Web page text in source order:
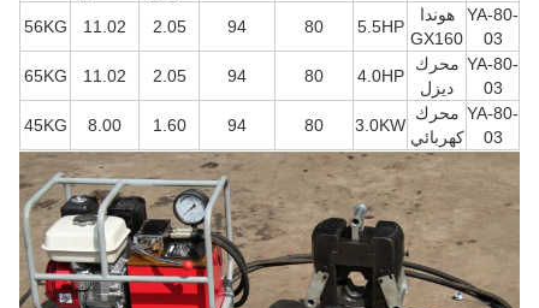
YA-80-
03
هوندا
GX160
5.5HP
80
94
2.05
11.02
56KG
YA-80-
03
محرك
ديزل
4.0HP
80
94
2.05
11.02
65KG
YA-80-
03
محرك
كهربائي
3.0KW
80
94
1.60
8.00
45KG